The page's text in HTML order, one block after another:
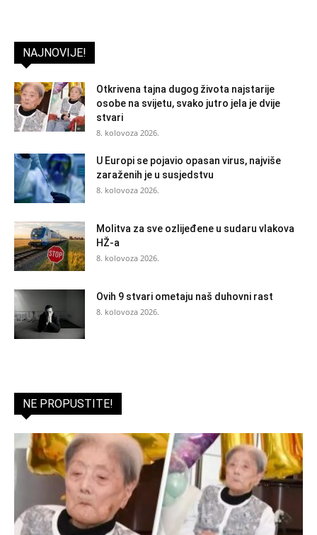
NAJNOVIJE!
Otkrivena tajna dugog života najstarije
osobe na svijetu, svako jutro jela je dvije
stvari
8. kolovoza 2026.
U Europi se pojavio opasan virus, najviše
zaraženih je u susjedstvu
8. kolovoza 2026.
Molitva za sve ozlijeđene u sudaru vlakova
HŽ-a
8. kolovoza 2026.
Ovih 9 stvari ometaju naš duhovni rast
8. kolovoza 2026.
NE PROPUSTITE!